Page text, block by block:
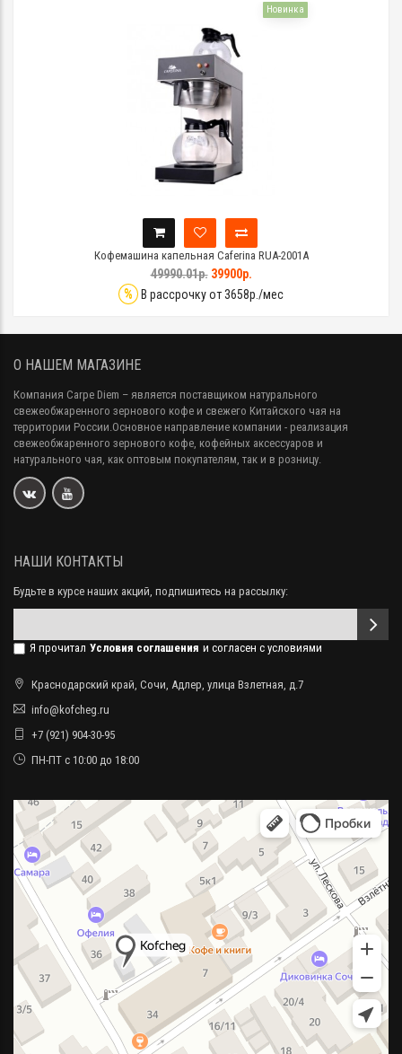
Новинка
Кофемашина капельная Caferina RUA-2001A
49990.01р.39900р.
% В рассрочку от 3658р./мес
О НАШЕМ МАГАЗИНЕ
Компания Carpe Diem – является поставщиком натурального
свежеобжаренного зернового кофе и свежего Китайского чая на
территории России.Основное направление компании - реализация
свежеобжаренного зернового кофе, кофейных аксессуаров и
натурального чая, как оптовым покупателям, так и в розницу.
НАШИ КОНТАКТЫ
Будьте в курсе наших акций, подпишитесь на рассылку:
Я прочитал Условия соглашения и согласен с условиями
Краснодарский край, Сочи, Адлер, улица Взлетная, д.7
info@kofcheg.ru
+7 (921) 904-30-95
ПН-ПТ с 10:00 до 18:00